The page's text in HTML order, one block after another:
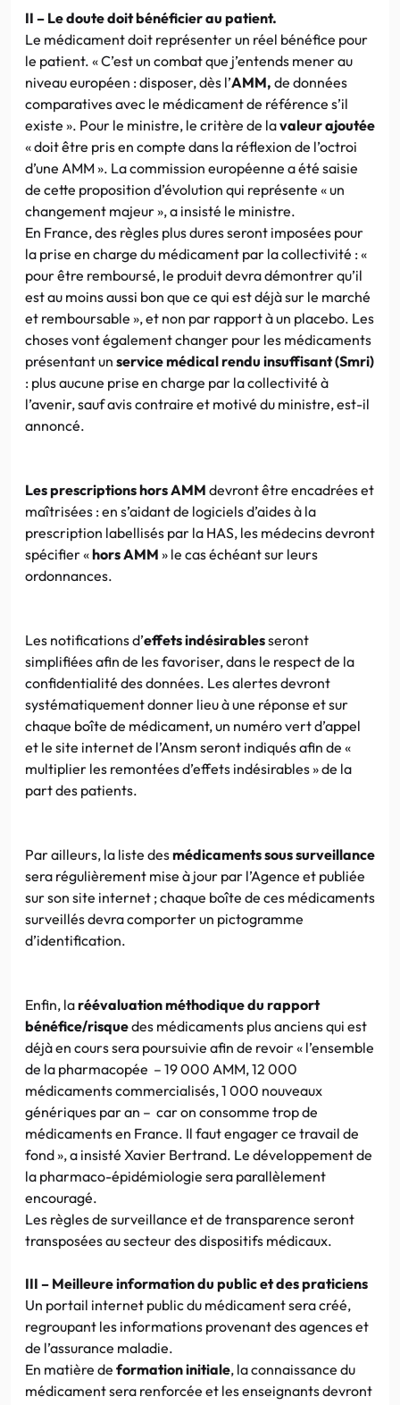
II – Le doute doit bénéficier au patient.
Le médicament doit représenter un réel bénéfice pour
le patient. « C’est un combat que j’entends mener au
niveau européen : disposer, dès l’AMM, de données
comparatives avec le médicament de référence s’il
existe ». Pour le ministre, le critère de lavaleur ajoutée
« doit être pris en compte dans la réflexion de l’octroi
d’une AMM ». La commission européenne a été saisie
de cette proposition d’évolution qui représente « un
changement majeur », a insisté le ministre.
En France, des règles plus dures seront imposées pour
la prise en charge du médicament par la collectivité : «
pour être remboursé, le produit devra démontrer qu’il
est au moins aussi bon que ce qui est déjà sur le marché
et remboursable », et non par rapport à un placebo. Les
choses vont également changer pour les médicaments
présentant un service médical rendu insuffisant (Smri)
: plus aucune prise en charge par la collectivité à
l’avenir, sauf avis contraire et motivé du ministre, est-il
annoncé.
Les prescriptions hors AMM devront être encadrées et
maîtrisées : en s’aidant de logiciels d’aides à la
prescription labellisés par la HAS, les médecins devront
spécifier «hors AMM » le cas échéant sur leurs
ordonnances.
Les notifications d’effets indésirablesseront
simplifiées afin de les favoriser, dans le respect de la
confidentialité des données. Les alertes devront
systématiquement donner lieu à une réponse et sur
chaque boîte de médicament, un numéro vert d’appel
et le site internet de l’Ansm seront indiqués afin de «
multiplier les remontées d’effets indésirables » de la
part des patients.
Par ailleurs, la liste desmédicaments sous surveillance
sera régulièrement mise à jour par l’Agence et publiée
sur son site internet ; chaque boîte de ces médicaments
surveillés devra comporter un pictogramme
d’identification.
Enfin, laréévaluation méthodique du rapport
bénéfice/risquedes médicaments plus anciens qui est
déjà en cours sera poursuivie afin de revoir « l’ensemble
de la pharmacopée – 19 000 AMM, 12 000
médicaments commercialisés, 1 000 nouveaux
génériques par an – car on consomme trop de
médicaments en France. Il faut engager ce travail de
fond », a insisté Xavier Bertrand. Le développement de
la pharmaco-épidémiologie sera parallèlement
encouragé.
Les règles de surveillance et de transparence seront
transposées au secteur des dispositifs médicaux.
III – Meilleure information du public et des praticiens
Un portail internet public du médicament sera créé,
regroupant les informations provenant des agences et
de l’assurance maladie.
En matière de formation initiale, la connaissance du
médicament sera renforcée et les enseignants devront